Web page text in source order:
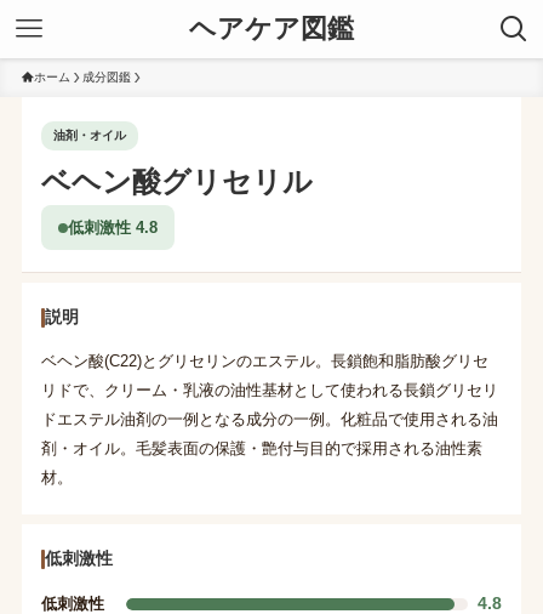
ヘアケア図鑑
ホーム 成分図鑑
油剤・オイル
ベヘン酸グリセリル
低刺激性 4.8
説明
ベヘン酸(C22)とグリセリンのエステル。長鎖飽和脂肪酸グリセ
リドで、クリーム・乳液の油性基材として使われる長鎖グリセリ
ドエステル油剤の一例となる成分の一例。化粧品で使用される油
剤・オイル。毛髪表面の保護・艶付与目的で採用される油性素
材。
低刺激性
低刺激性 4.8